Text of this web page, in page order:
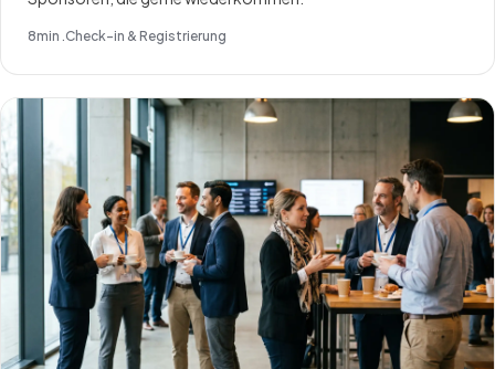
8min .Check-in & Registrierung